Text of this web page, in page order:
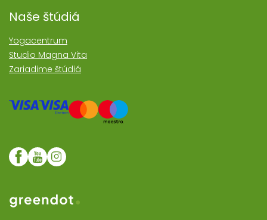
Naše štúdiá
Yogacentrum
Studio Magna Vita
Zariadime štúdiá
Web realizoval Greendot